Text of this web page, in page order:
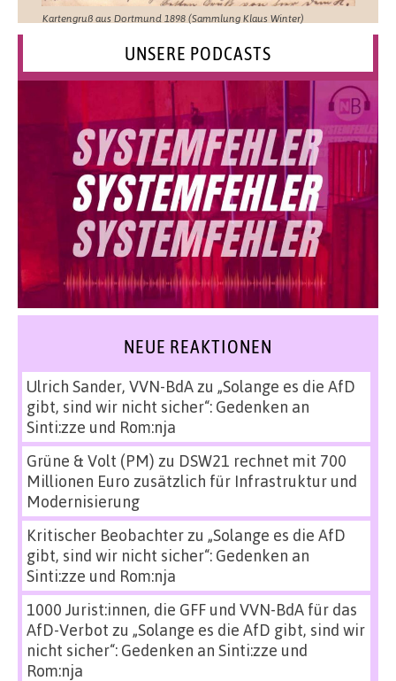
Kartengruß aus Dortmund 1898 (Sammlung Klaus Winter)
UNSERE PODCASTS
NEUE REAKTIONEN
Ulrich Sander, VVN-BdAzu „Solange es die AfD
gibt, sind wir nicht sicher“: Gedenken an
Sinti:zze und Rom:nja
Grüne & Volt (PM) zu DSW21 rechnet mit 700
Millionen Euro zusätzlich für Infrastruktur und
Modernisierung
Kritischer Beobachterzu „Solange es die AfD
gibt, sind wir nicht sicher“: Gedenken an
Sinti:zze und Rom:nja
1000 Jurist:innen, die GFF und VVN-BdA für das
AfD-Verbot zu „Solange es die AfD gibt, sind wir
nicht sicher“: Gedenken an Sinti:zze und
Rom:nja